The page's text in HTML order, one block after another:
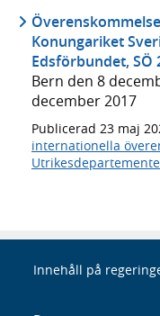
Konungariket
Edsförbundet, SÖ
Bern den 8
december 2017
Publicerad 23 maj
internationella
Innehåll på